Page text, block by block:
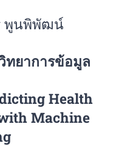
พูนพิพัฒน์
ทยาการข้อมูล
Health
Machine